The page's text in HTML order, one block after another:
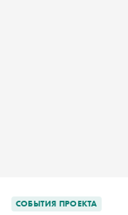
СОБЫТИЯ ПРОЕКТА